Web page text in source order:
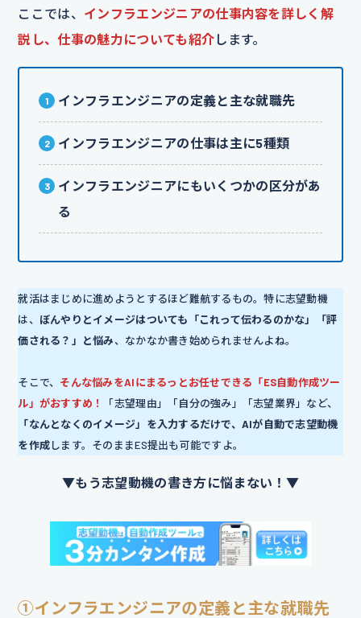
ここでは、 インフラエンジニアの仕事内容を詳しく解
説し、仕事の魅力についても紹介 します。
インフラエンジニアの定義と主な就職先
インフラエンジニアの仕事は主に5種類
インフラエンジニアにもいくつかの区分があ
る
就活はまじめに進めようとするほど難航するもの。特に志望動機
は、 ぼんやりとイメージはついても「これって伝わるのかな」「評
価される？」と悩み、なかなか書き始められませんよね。
そこで、 そんな悩みをAIにまるっとお任せできる「ES自動作成ツー
ル」がおすすめ！
「志望理由」「自分の強み」「志望業界」など、
「なんとなくのイメージ」を入力するだけで、AIが自動で志望動機
を作成します。そのままES提出も可能ですよ。
▼もう志望動機の書き方に悩まない！▼
①インフラエンジニアの定義と主な就職先